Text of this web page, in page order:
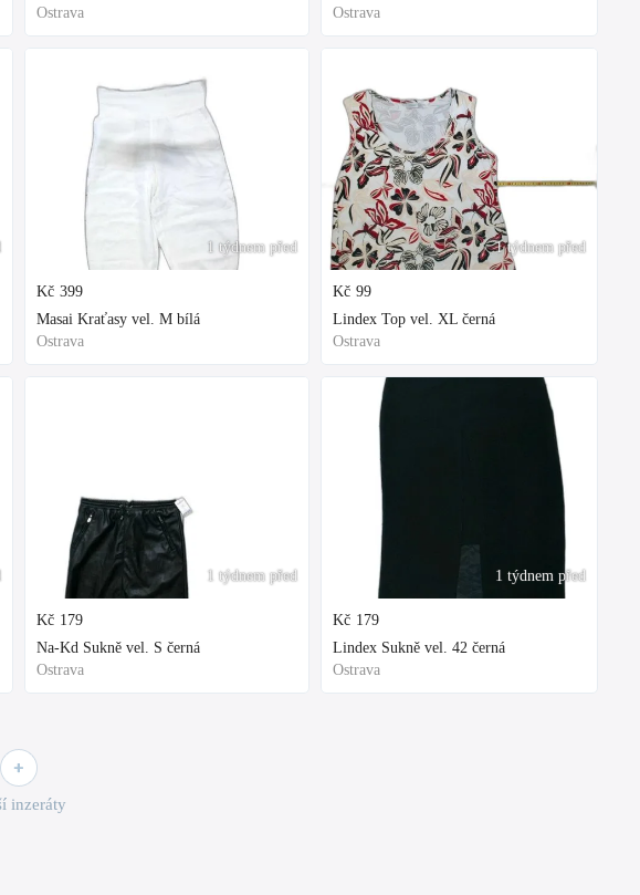
Ostrava
1 týdnem před
Kč 399
Masai Kraťasy vel. M bílá
Ostrava
1 týdnem před
Kč 179
Na-Kd Sukně vel. S černá
Ostrava
Ostrava
1 týdnem před
Kč 99
Lindex Top vel. XL černá
Ostrava
1 týdnem před
Kč 179
Lindex Sukně vel. 42 černá
Ostrava
inzeráty